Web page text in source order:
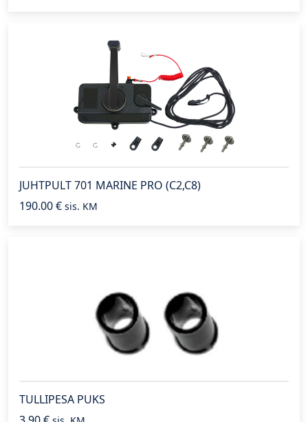
JUHTPULT 701 MARINE PRO (C2,C8)
190.00€ sis. KM
TULLIPESA PUKS